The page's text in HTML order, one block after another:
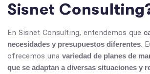
Sisnet
En Sisnet Consulting, entendemos que
necesidades y presupuestos diferentes.
ofrecemos una variedad de planes de
que se adaptan a diversas situaciones y